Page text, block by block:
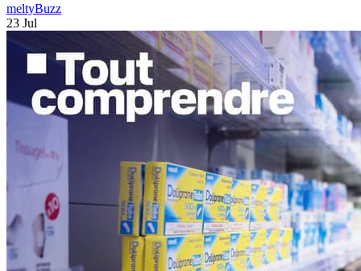
meltyBuzz
23 Jul